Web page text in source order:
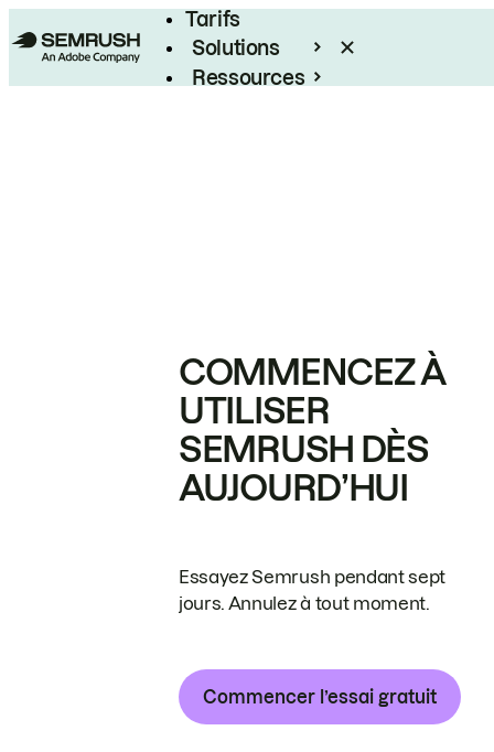
Tarifs
Solutions
Ressources
COMMENCEZ À
UTILISER
SEMRUSH DÈS
AUJOURD’HUI
Essayez Semrush pendant sept
jours. Annulez à tout moment.
Commencer l’essai gratuit